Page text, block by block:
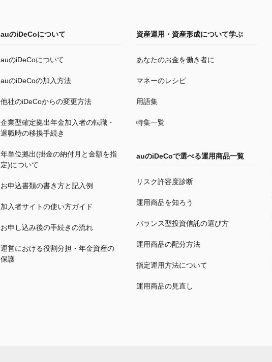
auのiDeCoについて
auのiDeCoについて
auのiDeCoの加入方法
他社のiDeCoからの変更方法
企業型確定拠出年金加入者の転職・
退職時の移換手続き
年単位拠出(掛金の納付月と金額を指
定)について
お申込書類の書き方と記入例
加入者サイトの使い方ガイド
お申し込み後の手続きの流れ
運営における役割分担・年金資産の
保護
資産運用・資産形成について学ぶ
あなたのお金を働き者に
マネーのレシピ
用語集
特集一覧
auのiDeCoで選べる運用商品一覧
リスク許容度診断
運用商品を知ろう
バランス型投資信託の選び方
運用商品の配分方法
指定運用方法について
運用商品の見直し